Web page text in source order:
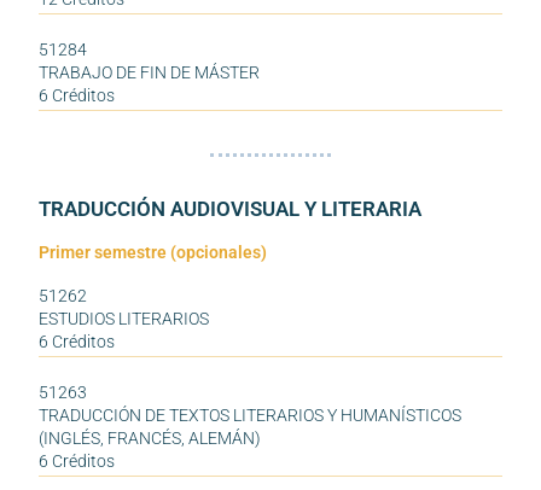
51284
TRABAJO DE FIN DE MÁSTER
6 Créditos
TRADUCCIÓN AUDIOVISUAL Y LITERARIA
Primer semestre (opcionales)
51262
ESTUDIOS LITERARIOS
6 Créditos
51263
TRADUCCIÓN DE TEXTOS LITERARIOS Y HUMANÍSTICOS
(INGLÉS, FRANCÉS, ALEMÁN)
6 Créditos